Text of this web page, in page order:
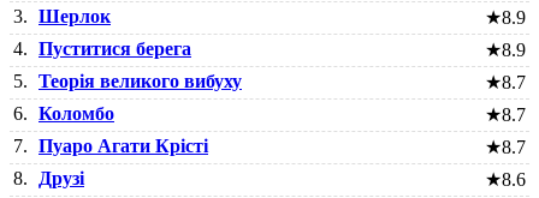
3. Шерлок ★8.9
4. Пуститися берега ★8.9
5. Теорія великого вибуху ★8.7
6. Коломбо ★8.7
7. Пуаро Агати Крісті ★8.7
8.
Друзі ★8.6